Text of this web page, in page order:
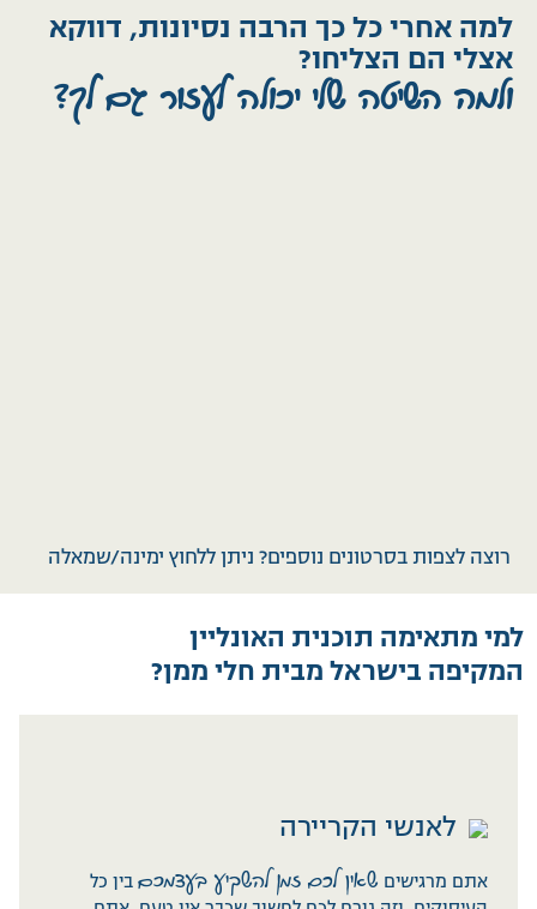
למה אחרי כל כך הרבה נסיונות, דווקא
אצלי הם הצליחו?
ולמה השיטה שלי יכולה לעזור גם לך?
רוצה לצפות בסרטונים נוספים? ניתן ללחוץ ימינה/שמאלה
למי מתאימה תוכנית האונליין
המקיפה בישראל מבית חלי ממן?
לאנשי הקריירה
אתם מרגישים שאין לכם זמן להשקיע בעצמכם בין כל
לאנשי הקריירה
אתם מרגישים שאין לכם זמן להשקיע בעצמכם בין כל